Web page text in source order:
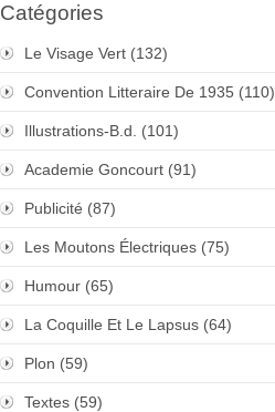
Catégories
Le Visage Vert (132)
Convention Litteraire De 1935 (110)
Illustrations-B.d. (101)
Academie Goncourt (91)
Publicité (87)
Les Moutons Électriques (75)
Humour (65)
La Coquille Et Le Lapsus (64)
Plon (59)
Textes (59)